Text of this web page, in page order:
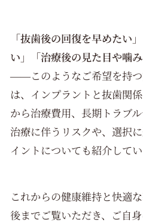
「抜歯後の回復を早めたい
い」「治療後の見た目や噛
――このようなご希望を持
は、インプラントと抜歯関
から治療費用、長期トラブ
治療に伴うリスクや、選択
イントについても紹介してい
これからの健康維持と快適
後までご覧いただき、ご自